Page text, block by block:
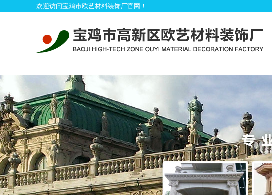
欢迎访问宝鸡市欧艺材料装饰厂官网！
产品展示 首页>>工程业绩